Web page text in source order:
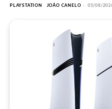
PLAYSTATION JOÃO CANELO - 05/08/